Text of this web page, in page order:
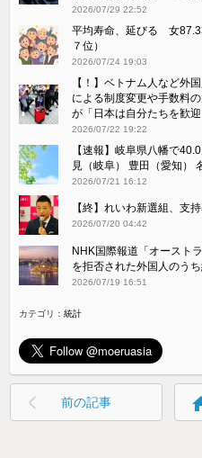
2026/07/29 22:52
平均寿命、延びる 女
７位）
2026/07/24 19:03
【！】ベトナム人など外
による制度変更や手数料
が「日本は自分たちを歓
2026/07/22 19:22
【速報】岐阜県八幡で
見（岐阜） 豊田（愛知）
2026/07/21 16:12
【終】れいわ新選組、支
2026/07/20 04:42
NHK国際報道「オースト
を拒否された外国人のう
2026/07/19 16:51
カテゴリ：統計
前の記事